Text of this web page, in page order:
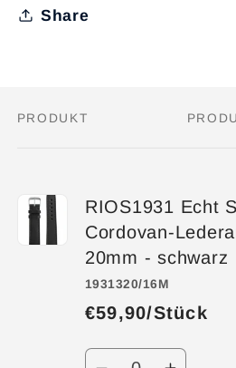
Share
Dein
PRODUKT
RIOS1931 Echt
Cordovan-
20mm - schwarz
1931320/16M
€59,90/Stück
Anzahl